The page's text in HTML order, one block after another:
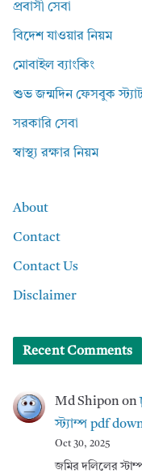
প্রবাসী সেবা
বিদেশ যাওয়ার নিয়ম
মোবাইল ব্যাংকিং
শুভ জন্মদিন ফেসবুক
সরকারি সেবা
স্বাস্থ্য রক্ষার নিয়ম
About
Contact
Contact Us
Disclaimer
Recent Comments
Md Shiponon
স্ট্যাম্প pdf
Oct 30, 2025
জমির দলিলের